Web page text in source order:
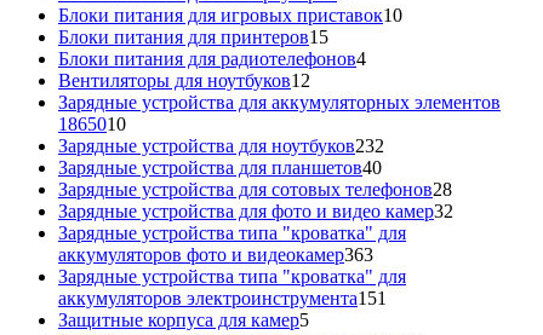
товаров
Блоки питания для игровых приставок1010
Блоки питания для принтеров1515
товаров
Блоки питания для радиотелефонов44
Вентиляторы для ноутбуков12
товаров
Зарядные устройства для аккумуляторных элементов
186501010
товаров
Зарядные устройства для ноутбуков232
Зарядные устройства для планшетов4040
товаров
Зарядные устройства для сотовых телефонов2828
товаров
Зарядные устройства для фото и видео камер32
Зарядные устройства типа "кроватка" для
аккумуляторов фото и видеокамер363363
товара
Зарядные устройства типа "кроватка" для
аккумуляторов электроинструмента151
Защитные корпуса для камер55